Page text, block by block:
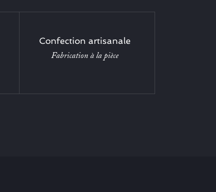
Confection artisanale
Fabrication à la pièce